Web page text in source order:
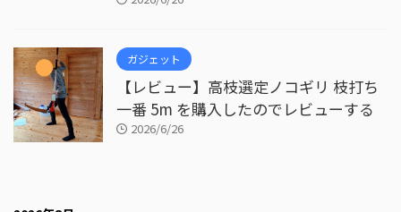
ガジェット
【レビュー】高枝選定ノコギリ 枝打ち
一番 5m を購入したのでレビューする
2026/6/26